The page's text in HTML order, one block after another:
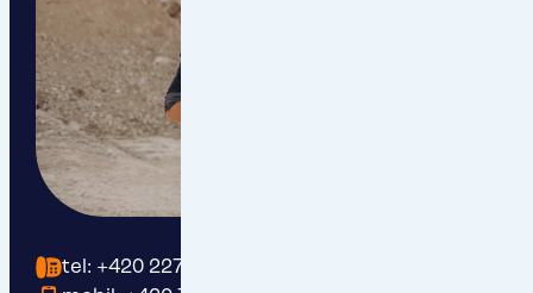
tel: +420 227 200 191